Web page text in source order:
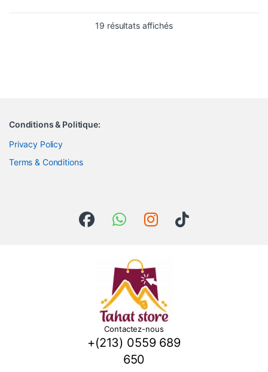
19 résultats affichésTrié du plus récent au
Conditions & Politique:
Privacy Policy
Terms & Conditions
Contactez-nous
+(213) 0559 689
650